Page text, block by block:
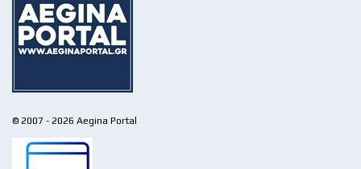
© 2007 - 2026 Aegina Portal